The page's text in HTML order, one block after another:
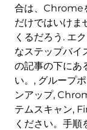
合は、Chrome
だけではいけま
くるだろう. エ
なステップバイ
の記事の下にあ
い。, グループ
ンアップ,
テムスキャン,
ください。手順